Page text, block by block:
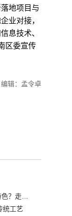
地项目与
业对接，
息技术、
区委宣传
编辑：孟令卓
统工艺